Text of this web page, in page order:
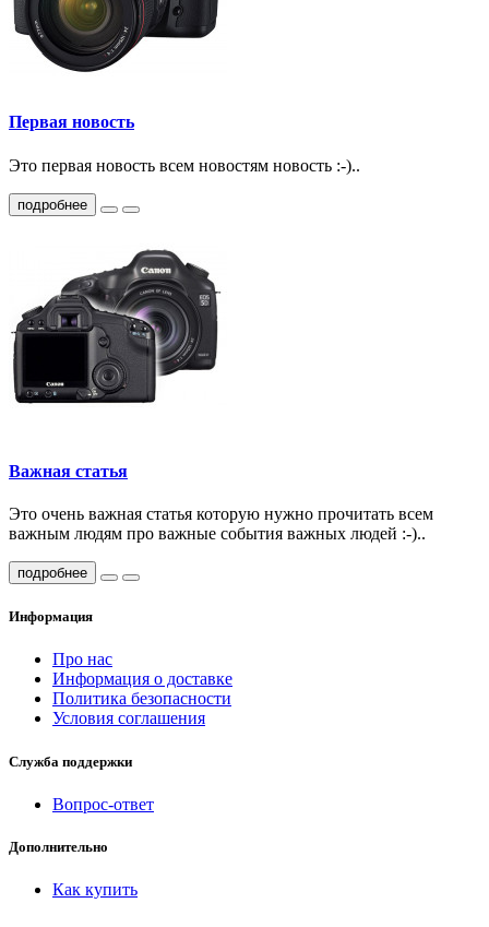
Первая новость
Это первая новость всем новостям новость :-)..
подробнее
Важная статья
Это очень важная статья которую нужно прочитать всем
важным людям про важные события важных людей :-)..
подробнее
Информация
Про нас
Информация о доставке
Политика безопасности
Условия соглашения
Служба поддержки
Вопрос-ответ
Дополнительно
Как купить